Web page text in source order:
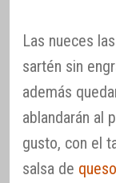
Las nueces
sartén sin
además
ablandarán al
gusto, con el
salsa de